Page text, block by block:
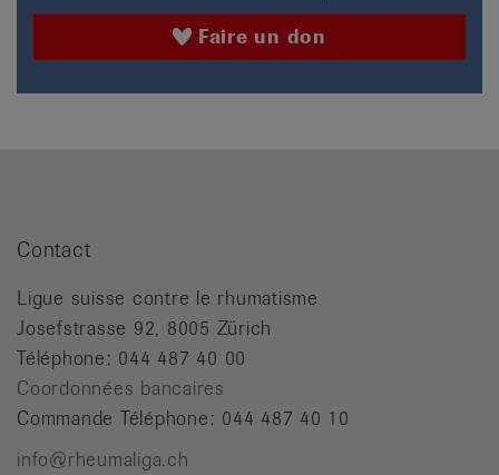
Faire un don
Contact
Ligue suisse contre le rhumatisme
Josefstrasse 92, 8005 Zürich
Téléphone: 044 487 40 00
Coordonnées bancaires
Commande Téléphone: 044 487 40 10
info@rheumaliga.ch